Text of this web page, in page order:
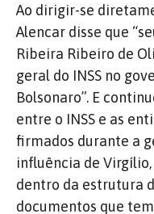
Ao dirigir-se
Alencar disse que
Ribeira Ribeiro de
geral do INSS no
Bolsonaro”. E
entre o INSS e as
firmados durante a
influência de
dentro da estrutura
documentos que